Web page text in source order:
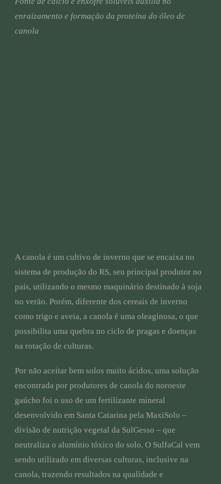
enraizamento e formação da proteína do óleo de
canola
A canola é um cultivo de inverno que se encaixa no
sistema de produção do RS, seu principal produtor no
país, utilizando o mesmo maquinário destinado à soja
no verão. Porém, diferente dos cereais de inverno
como trigo e aveia, a canola é uma oleaginosa, o que
possibilita uma quebra no ciclo de pragas e doenças
na rotação de culturas.
Por não aceitar bem solos muito ácidos, uma solução
encontrada por produtores de canola do noroeste
gaúcho foi o uso de um fertilizante mineral
desenvolvido em Santa Catarina pela MaxiSolo –
divisão de nutrição vegetal da SulGesso – que
neutraliza o alumínio tóxico do solo. O SulfaCal vem
sendo utilizado em diversas culturas, inclusive na
canola, trazendo resultados na qualidade e